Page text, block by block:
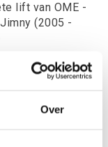
Over
lift van OME -
(2005 -